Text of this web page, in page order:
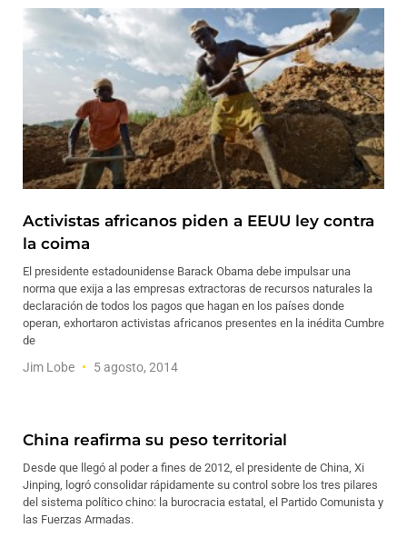
Activistas africanos piden a EEUU ley contra
la coima
El presidente estadounidense Barack Obama debe impulsar una
norma que exija a las empresas extractoras de recursos naturales la
declaración de todos los pagos que hagan en los países donde
operan, exhortaron activistas africanos presentes en la inédita Cumbre
de
Jim Lobe 5 agosto, 2014
China reafirma su peso territorial
Desde que llegó al poder a fines de 2012, el presidente de China, Xi
Jinping, logró consolidar rápidamente su control sobre los tres pilares
del sistema político chino: la burocracia estatal, el Partido Comunista y
las Fuerzas Armadas.